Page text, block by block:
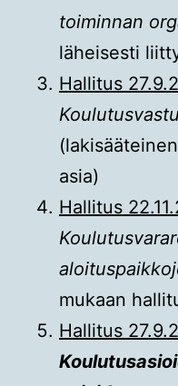
toiminnan
läheisesti
Hallitus
asia)
Hallitus
mukaan
Hallitus